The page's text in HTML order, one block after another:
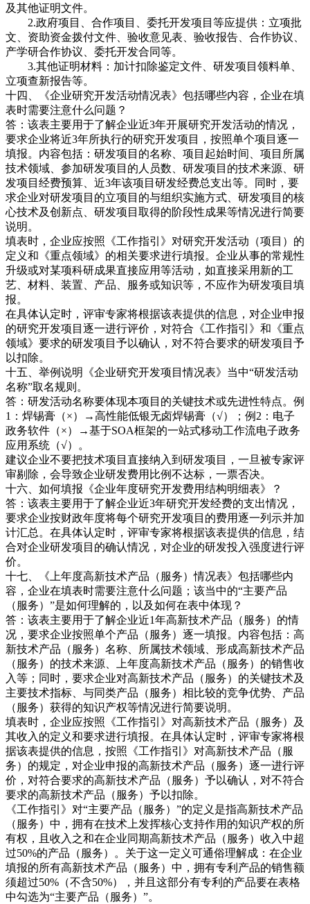
及其他证明文件。
2.政府项目、合作项目、委托开发项目等应提供：立项批
文、资助资金拨付文件、验收意见表、验收报告、合作协议、
产学研合作协议、委托开发合同等。
3.其他证明材料：加计扣除鉴定文件、研发项目领料单、
立项查新报告等。
十四、《企业研究开发活动情况表》包括哪些内容，企业在填
表时需要注意什么问题？
答：该表主要用于了解企业近3年开展研究开发活动的情况，
要求企业将近3年所执行的研究开发项目，按照单个项目逐一
填报。内容包括：研发项目的名称、项目起始时间、项目所属
技术领域、参加研发项目的人员数、研发项目的技术来源、研
发项目经费预算、近3年该项目研发经费总支出等。同时，要
求企业对研发项目的立项目的与组织实施方式、研发项目的核
心技术及创新点、研发项目取得的阶段性成果等情况进行简要
说明。
填表时，企业应按照《工作指引》对研究开发活动（项目）的
定义和《重点领域》的相关要求进行填报。企业从事的常规性
升级或对某项科研成果直接应用等活动，如直接采用新的工
艺、材料、装置、产品、服务或知识等，不应作为研发项目填
报。
在具体认定时，评审专家将根据该表提供的信息，对企业申报
的研究开发项目逐一进行评价，对符合《工作指引》和《重点
领域》要求的研发项目予以确认，对不符合要求的研发项目予
以扣除。
十五、举例说明《企业研究开发项目情况表》当中“研发活动
名称”取名规则。
答：研发活动名称要体现本项目的关键技术或先进性特点。例
1：焊锡膏（×）→高性能低银无卤焊锡膏（√）；例2：电子
政务软件（×）→基于SOA框架的一站式移动工作流电子政务
应用系统（√）。
建议企业不要把技术项目直接纳入到研发项目，一旦被专家评
审剔除，会导致企业研发费用比例不达标，一票否决。
十六、如何填报《企业年度研究开发费用结构明细表》？
答：该表主要用于了解企业近3年研究开发经费的支出情况，
要求企业按财政年度将每个研究开发项目的费用逐一列示并加
计汇总。在具体认定时，评审专家将根据该表提供的信息，结
合对企业研发项目的确认情况，对企业的研发投入强度进行评
价。
十七、《上年度高新技术产品（服务）情况表》包括哪些内
容，企业在填表时需要注意什么问题；该当中的“主要产品
（服务）”是如何理解的，以及如何在表中体现？
答：该表主要用于了解企业近1年高新技术产品（服务）的情
况，要求企业按照单个产品（服务）逐一填报。内容包括：高
新技术产品（服务）名称、所属技术领域、形成高新技术产品
（服务）的技术来源、上年度高新技术产品（服务）的销售收
入等；同时，要求企业对高新技术产品（服务）的关键技术及
主要技术指标、与同类产品（服务）相比较的竞争优势、产品
（服务）获得的知识产权等情况进行简要说明。
填表时，企业应按照《工作指引》对高新技术产品（服务）及
其收入的定义和要求进行填报。在具体认定时，评审专家将根
据该表提供的信息，按照《工作指引》对高新技术产品（服
务）的规定，对企业申报的高新技术产品（服务）逐一进行评
价，对符合要求的高新技术产品（服务）予以确认，对不符合
要求的高新技术产品（服务）予以扣除。
《工作指引》对“主要产品（服务）”的定义是指高新技术产品
（服务）中，拥有在技术上发挥核心支持作用的知识产权的所
有权，且收入之和在企业同期高新技术产品（服务）收入中超
过50%的产品（服务）。关于这一定义可通俗理解成：在企业
填报的所有高新技术产品（服务）中，拥有专利产品的销售额
须超过50%（不含50%），并且这部分有专利的产品要在表格
中勾选为“主要产品（服务）”。